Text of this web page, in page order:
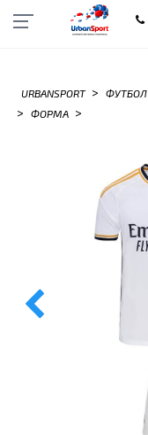
URBANSPORT > ФУТБОЛ
> ФОРМА >